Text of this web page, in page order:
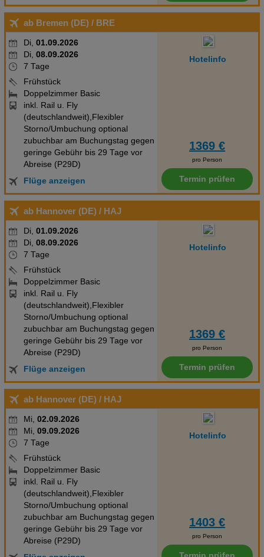
ab Bremen (DE) / BRE
Di, 01.09.2026
Di, 08.09.2026
7 Tage
Frühstück
Doppelzimmer Basic
inkl. Rail u. Fly
(deutschlandweit),Flexibler
Storno/Umbuchung optional
zubuchbar am Buchungstag gegen
geringe Gebühr bis 29 Tage vor
Abreise (P29D)
Flüge anzeigen
Hotelinfo
1369 €
pro Person
Termin prüfen
ab Hannover (DE) / HAJ
Di, 01.09.2026
Di, 08.09.2026
7 Tage
Frühstück
Doppelzimmer Basic
inkl. Rail u. Fly
(deutschlandweit),Flexibler
Storno/Umbuchung optional
zubuchbar am Buchungstag gegen
geringe Gebühr bis 29 Tage vor
Abreise (P29D)
Flüge anzeigen
Hotelinfo
1369 €
pro Person
Termin prüfen
ab Hannover (DE) / HAJ
Mi, 02.09.2026
Mi, 09.09.2026
7 Tage
Frühstück
Doppelzimmer Basic
inkl. Rail u. Fly
(deutschlandweit),Flexibler
Storno/Umbuchung optional
zubuchbar am Buchungstag gegen
geringe Gebühr bis 29 Tage vor
Abreise (P29D)
Hotelinfo
1403 €
pro Person